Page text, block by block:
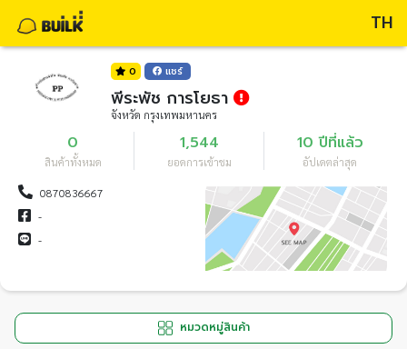
TH
0 แชร์
พีระพัช การโยธา
จังหวัด กรุงเทพมหานคร
0
สินค้าทั้งหมด
1,544
ยอดการเข้าชม
10 ปีที่แล้ว
อัปเดตล่าสุด
0870836667
-
-
หมวดหมู่สินค้า